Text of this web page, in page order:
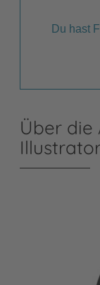
Du hast
Über die